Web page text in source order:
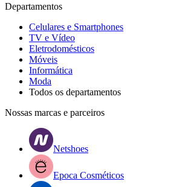
Departamentos
Celulares e Smartphones
TV e Vídeo
Eletrodomésticos
Móveis
Informática
Moda
Todos os departamentos
Nossas marcas e parceiros
Netshoes
Epoca Cosméticos